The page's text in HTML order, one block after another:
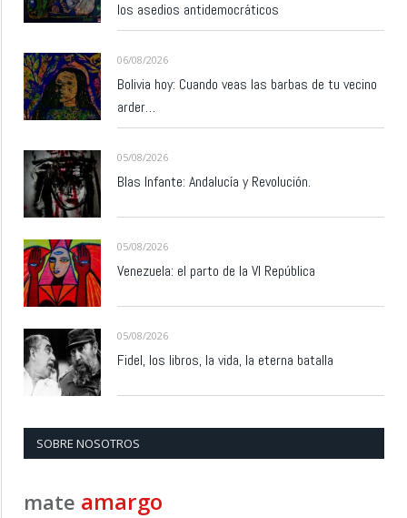
los asedios antidemocráticos
06/08/2026
Bolivia hoy: Cuando veas las barbas de tu vecino
arder…
05/08/2026
Blas Infante: Andalucía y Revolución.
05/08/2026
Venezuela: el parto de la VI República
05/08/2026
Fidel, los libros, la vida, la eterna batalla
SOBRE NOSOTROS
mate amargo